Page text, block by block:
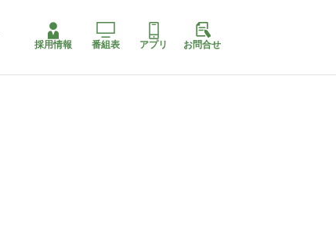
採用情報 番組表 アプリ お問合せ